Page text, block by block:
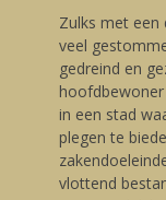
Zulks met een
veel
gedreind en
in een stad
plegen te
vlottend